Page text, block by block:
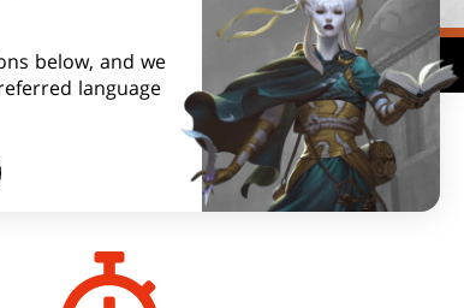
below, and we
language